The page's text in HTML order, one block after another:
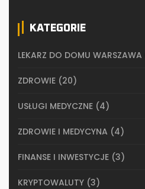
KATEGORIE
LEKARZ DO DOMU WARSZAWA
ZDROWIE (20)
USŁUGI MEDYCZNE (4)
ZDROWIE I MEDYCYNA (4)
FINANSE I INWESTYCJE (3)
KRYPTOWALUTY (3)